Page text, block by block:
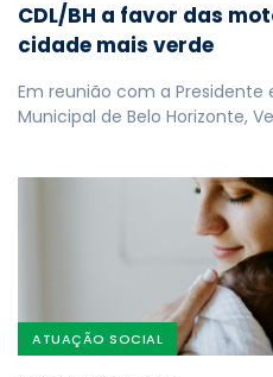
CDL/BH a favor das
cidade mais verde
Em reunião com a
Municipal de Belo Horizonte,
ATUAÇÃO SOCIAL